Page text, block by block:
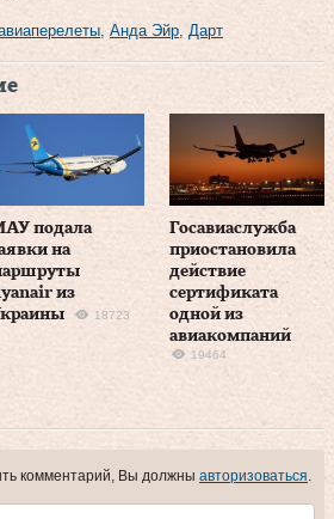
Анда Эйр Дарт
подала
на
из
18723
Госавиаслужба
приостановила
действие
сертификата
одной из
авиакомпаний
19464
комментарий, Вы должны авторизоваться.